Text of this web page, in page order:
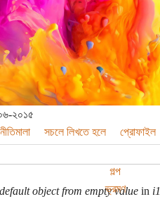
২০১৫
নীতিমালা সচলে লিখতে হলে প্রোফাইল
গল্প
ভ্রমণ
object from empty valuein